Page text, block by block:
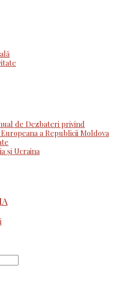
de Dezbateri privind
a Republicii Moldova
și Ucraina